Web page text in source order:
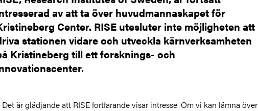
av att ta över huvudmannaskapet för
Center. RISE utesluter inte möjligheten att
stationen vidare och utveckla kärnverksamheten
Kristineberg till ett forsknings- och
Det är glädjande att RISE fortfarande visar intresse. Om vi kan lämna över